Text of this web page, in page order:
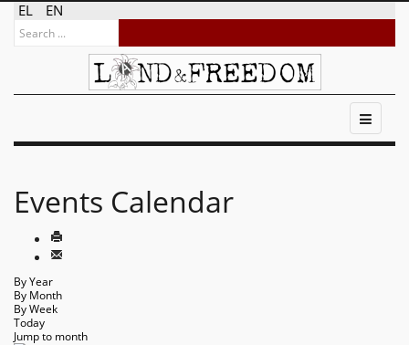
EL EN
Events Calendar
By Year
By Month
By Week
Today
Jump to month